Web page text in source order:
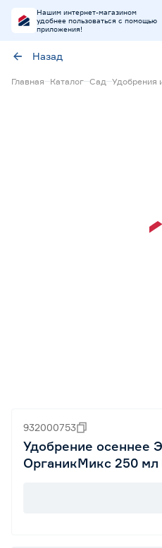
Нашим интернет-магазином
удобнее пользоваться с помощью
приложения!
Назад
Главная Каталог Сад Удобрения
932000753
Удобрение осеннее
ОрганикМикс 250 мл